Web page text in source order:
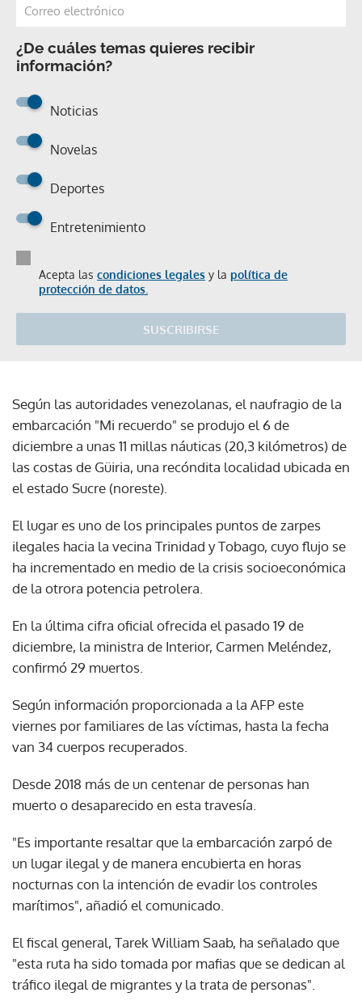
¿De cuáles temas quieres recibir
información?
Noticias
Novelas
Deportes
Entretenimiento
Acepta las condiciones legales y la política de
protección de datos.
SUSCRIBIRSE
Según las autoridades venezolanas, el naufragio de la
embarcación "Mi recuerdo" se produjo el 6 de
diciembre a unas 11 millas náuticas (20,3 kilómetros) de
las costas de Güiria, una recóndita localidad ubicada en
el estado Sucre (noreste).
El lugar es uno de los principales puntos de zarpes
ilegales hacia la vecina Trinidad y Tobago, cuyo flujo se
ha incrementado en medio de la crisis socioeconómica
de la otrora potencia petrolera.
En la última cifra oficial ofrecida el pasado 19 de
diciembre, la ministra de Interior, Carmen Meléndez,
confirmó 29 muertos.
Según información proporcionada a la AFP este
viernes por familiares de las víctimas, hasta la fecha
van 34 cuerpos recuperados.
Desde 2018 más de un centenar de personas han
muerto o desaparecido en esta travesía.
"Es importante resaltar que la embarcación zarpó de
un lugar ilegal y de manera encubierta en horas
nocturnas con la intención de evadir los controles
marítimos", añadió el comunicado.
El fiscal general, Tarek William Saab, ha señalado que
"esta ruta ha sido tomada por mafias que se dedican al
tráfico ilegal de migrantes y la trata de personas".